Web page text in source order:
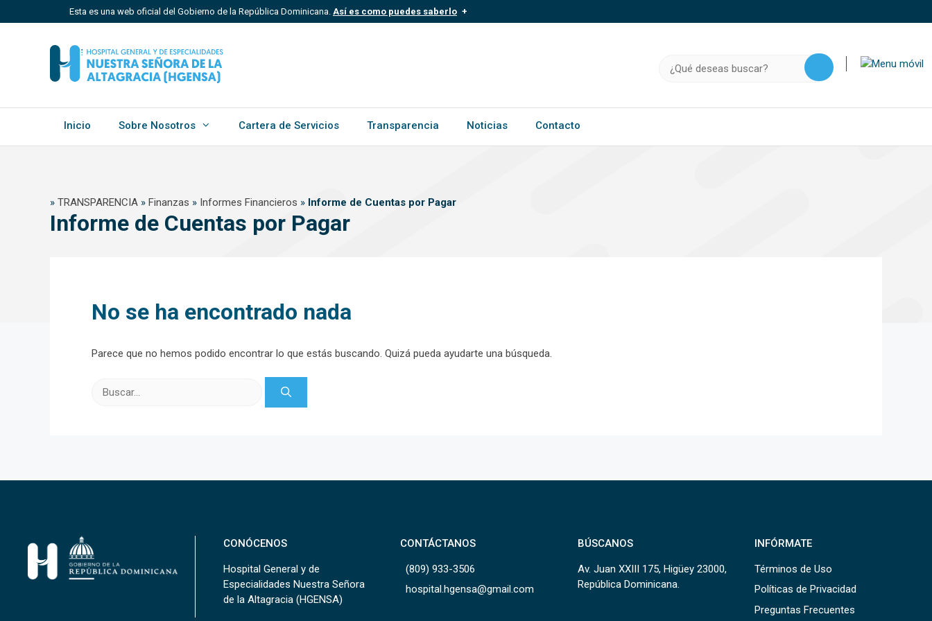
al
Esta es una web oficial del Gobierno de la República Dominicana. Así es como puedes saberlo
Un sitio .gob.do, .gov.do o .mil.do significa que pertenece a una organización oficial del
Estado dominicano.
.gob.do o .gov.do. Comparte información confidencial solo en este tipo de sitios.
Inicio Sobre Nosotros Cartera de Servicios Transparencia Noticias Contacto
» TRANSPARENCIA » Finanzas » Informes Financieros » Informe de Cuentas por Pagar
Informe de Cuentas por Pagar
No se ha encontrado nada
Parece que no hemos podido encontrar lo que estás buscando. Quizá pueda ayudarte una búsqueda.
CONÓCENOS
Hospital General y de
Especialidades Nuestra Señora
de la Altagracia (HGENSA)
CONTÁCTANOS
(809) 933-3506
hospital.hgensa@gmail.com
BÚSCANOS
Av. Juan XXIII 175, Higüey 23000,
República Dominicana.
INFÓRMATE
Términos de Uso
Políticas de Privacidad
Preguntas Frecuentes